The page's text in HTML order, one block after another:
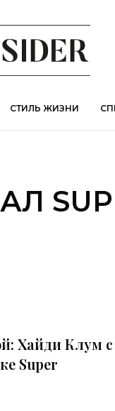
СТИЛЬ ЖИЗНИ
Хайди Клум с
Super